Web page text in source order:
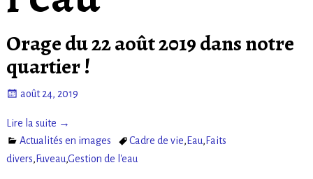
Orage du 22 août 2019 dans notre
quartier !
août 24, 2019
Lire la suite →
Actualités en images
Cadre de vie, Eau, Faits
divers, Fuveau,Gestion de l'eau